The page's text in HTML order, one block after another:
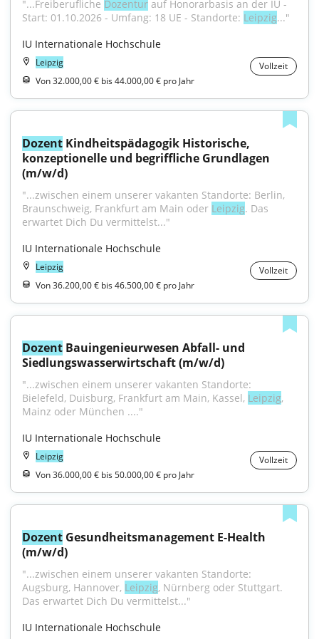
"...Freiberufliche Dozentur auf Honorarbasis an der IU -
Start: 01.10.2026 - Umfang: 18 UE - Standorte: Leipzig..."
IU Internationale Hochschule
Leipzig
Vollzeit
Von 32.000,00 € bis 44.000,00 € pro Jahr
Dozent Kindheitspädagogik Historische,
konzeptionelle und begriffliche Grundlagen
(m/w/d)
"...zwischen einem unserer vakanten Standorte: Berlin,
Braunschweig, Frankfurt am Main oder Leipzig. Das
erwartet Dich Du vermittelst..."
IU Internationale Hochschule
Leipzig
Vollzeit
Von 36.200,00 € bis 46.500,00 € pro Jahr
Dozent Bauingenieurwesen Abfall- und
Siedlungswasserwirtschaft (m/w/d)
"...zwischen einem unserer vakanten Standorte:
Bielefeld, Duisburg, Frankfurt am Main, Kassel, Leipzig,
Mainz oder München ...."
IU Internationale Hochschule
Leipzig
Vollzeit
Von 36.000,00 € bis 50.000,00 € pro Jahr
Dozent Gesundheitsmanagement E-Health
(m/w/d)
"...zwischen einem unserer vakanten Standorte:
Augsburg, Hannover, Leipzig, Nürnberg oder Stuttgart.
Das erwartet Dich Du vermittelst..."
IU Internationale Hochschule